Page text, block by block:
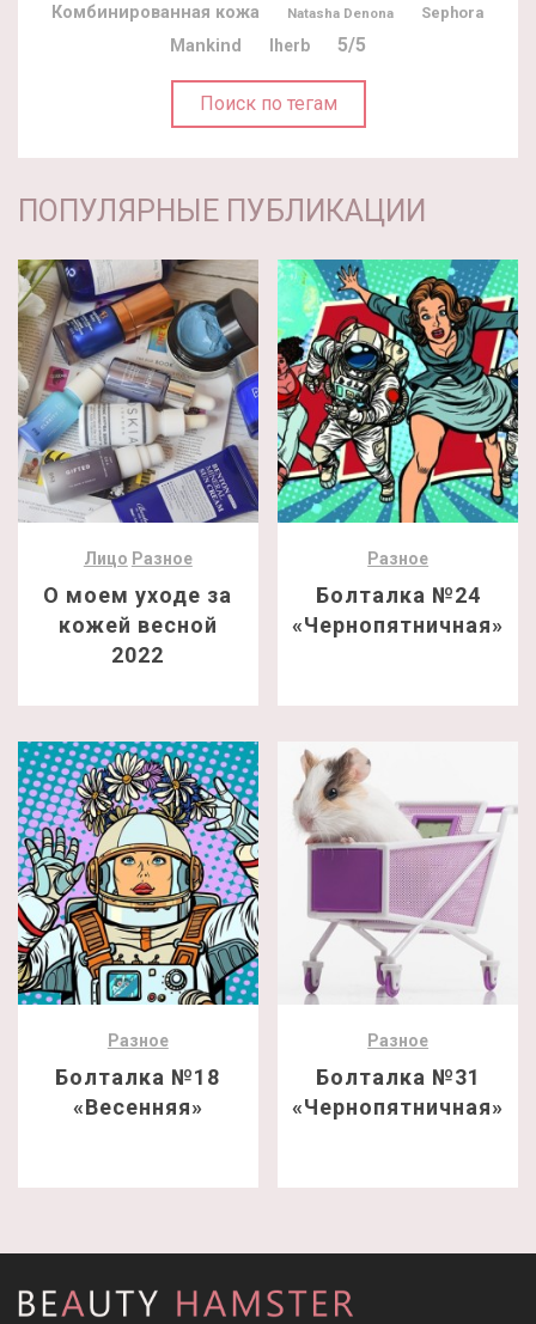
Комбинированная кожа
Natasha Denona Sephora
Mankind Iherb 5/5
Поиск по тегам
ПОПУЛЯРНЫЕ ПУБЛИКАЦИИ
Лицо Разное
О моем уходе за
кожей весной
2022
Разное
Болталка №24
«Чернопятничная»
Разное
Болталка №18
«Весенняя»
Разное
Болталка №31
«Чернопятничная»